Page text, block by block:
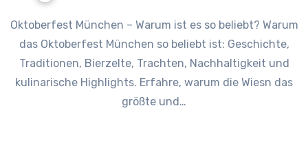
Oktoberfest München – Warum ist es so beliebt? Warum
das Oktoberfest München so beliebt ist: Geschichte,
Traditionen, Bierzelte, Trachten, Nachhaltigkeit und
kulinarische Highlights. Erfahre, warum die Wiesn das
größte und…